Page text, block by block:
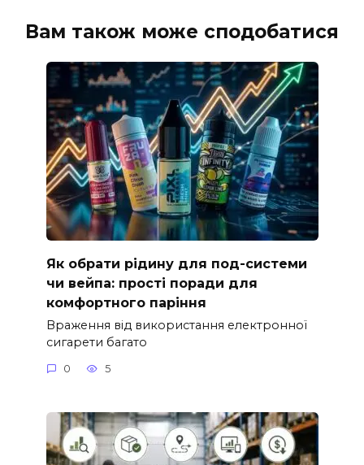
Вам також може сподобатися
Як обрати рідину для под-системи
чи вейпа: прості поради для
комфортного паріння
Враження від використання електронної
сигарети багато
0 5